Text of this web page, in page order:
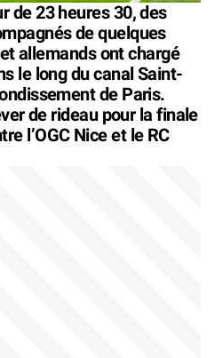
de 23 heures 30, des
de quelques
allemands ont chargé
le long du canal Saint-
de Paris.
de rideau pour la finale
l’OGC Nice et le RC